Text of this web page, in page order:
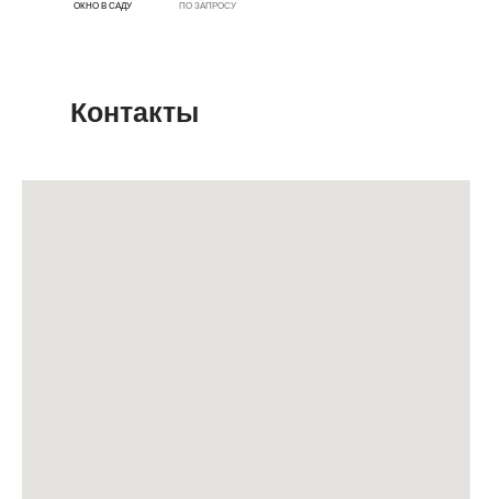
ОКНО В САДУ ПО ЗАПРОСУ
Контакты